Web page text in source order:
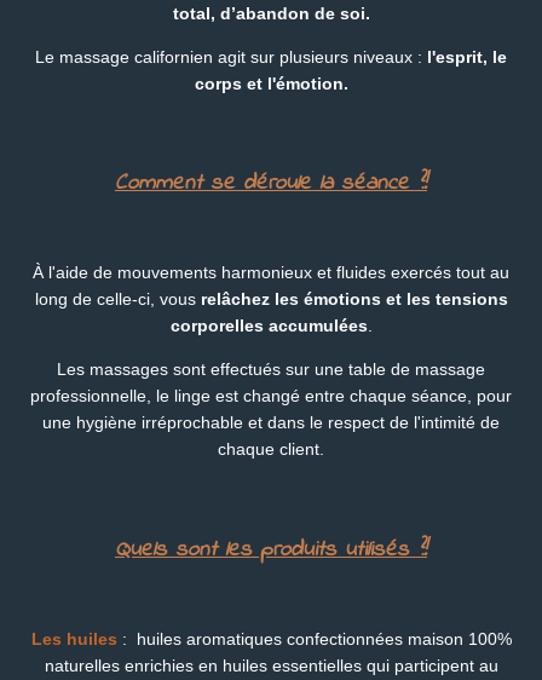
total, d’abandon de soi.
Le massage californien agit sur plusieurs niveaux : l'esprit, le
corps et l'émotion.
Comment se déroule la séance ?!
À l'aide de mouvements harmonieux et fluides exercés tout au
long de celle-ci, vous relâchez les émotions et les tensions
corporelles accumulées
Les massages sont effectués sur une table de massage
professionnelle, le linge est changé entre chaque séance, pour
une hygiène irréprochable et dans le respect de l'intimité de
chaque client.
Quels sont les produits utilisés ?!
Les huiles : huiles aromatiques confectionnées maison 100%
naturelles enrichies en huiles essentielles qui participent au